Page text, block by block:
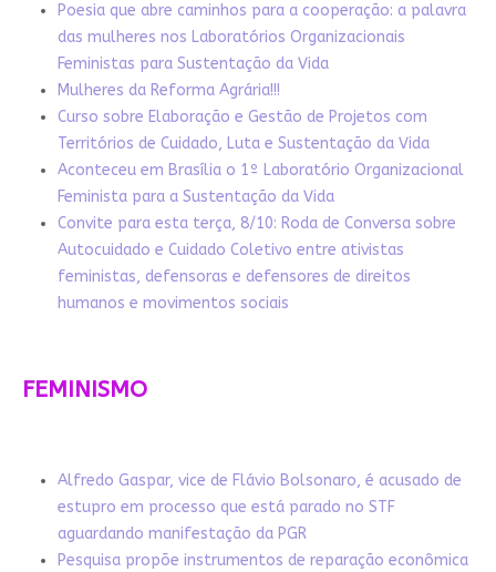
Poesia que abre caminhos para a cooperação: a palavra
das mulheres nos Laboratórios Organizacionais
Feministas para Sustentação da Vida
Mulheres da Reforma Agrária!!!
Curso sobre Elaboração e Gestão de Projetos com
Territórios de Cuidado, Luta e Sustentação da Vida
Aconteceu em Brasília o 1º Laboratório Organizacional
Feminista para a Sustentação da Vida
Convite para esta terça, 8/10: Roda de Conversa sobre
Autocuidado e Cuidado Coletivo entre ativistas
feministas, defensoras e defensores de direitos
humanos e movimentos sociais
FEMINISMO
Alfredo Gaspar, vice de Flávio Bolsonaro, é acusado de
estupro em processo que está parado no STF
aguardando manifestação da PGR
Pesquisa propõe instrumentos de reparação econômica